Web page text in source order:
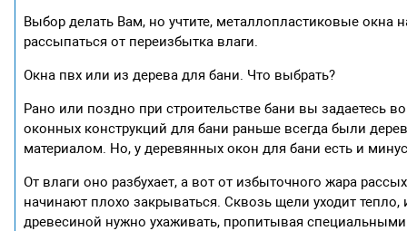
Выбор делать Вам, но учтите, металлопластиковые
рассыпаться от переизбытка влаги.
Окна пвх или из дерева для бани. Что выбрать?
Рано или поздно при строительстве бани вы задаетесь
оконных конструкций для бани раньше всегда были
материалом. Но, у деревянных окон для бани есть и
От влаги оно разбухает, а вот от избыточного жара
начинают плохо закрываться. Сквозь щели уходит
древесиной нужно ухаживать, пропитывая